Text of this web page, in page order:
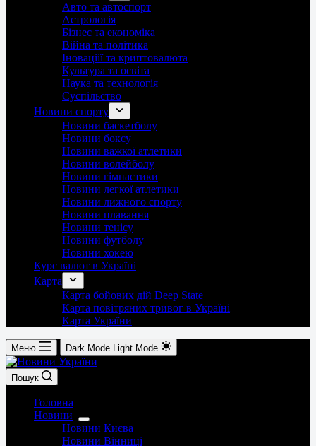
Авто та автоспорт
Астрологія
Бізнес та економіка
Війна та політика
Іноваціії та криптовалюта
Культура та освіта
Наука та технологія
Суспільство
Новини спорту
Новини баскетболу
Новини боксу
Новини важкої атлетики
Новини волейболу
Новини гімнастики
Новини легкої атлетики
Новини лижного спорту
Новини плавання
Новини тенісу
Новини футболу
Новини хокею
Курс валют в Україні
Карта
Карта бойових дій Deep State
Карта повітряних тривог в Україні
Карта України
Меню Dark Mode Light Mode
Пошук
Головна
Новини
Новини Києва
Новини Вінниці